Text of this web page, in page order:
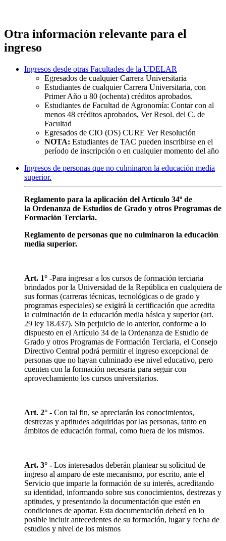
Otra información relevante para el
ingreso
Ingresos desde otras Facultades de la UDELAR
Egresados de cualquier Carrera Universitaria
Estudiantes de cualquier Carrera Universitaria, con
Primer Año u 80 (ochenta) créditos aprobados.
Estudiantes de Facultad de Agronomía: Contar con al
menos 48 créditos aprobados, Ver Resol. del C. de
Facultad
Egresados de CIO (OS) CURE Ver Resolución
NOTA: Estudiantes de TAC pueden inscribirse en el
período de inscripción o en cualquier momento del año
Ingresos de personas que no culminaron la educación media
superior.
Reglamento para la aplicación del Artículo 34º de
la Ordenanza de Estudios de Grado y otros Programas de
Formación Terciaria.
Reglamento de personas que no culminaron la educación
media superior.
Art. 1° -Para ingresar a los cursos de formación terciaria
brindados por la Universidad de la República en cualquiera de
sus formas (carreras técnicas, tecnológicas o de grado y
programas especiales) se exigirá la certificación que acredita
la culminación de la educación media básica y superior (art.
29 ley 18.437). Sin perjuicio de lo anterior, conforme a lo
dispuesto en el Artículo 34 de la Ordenanza de Estudio de
Grado y otros Programas de Formación Terciaria, el Consejo
Directivo Central podrá permitir el ingreso excepcional de
personas que no hayan culminado ese nivel educativo, pero
cuenten con la formación necesaria para seguir con
aprovechamiento los cursos universitarios.
Art. 2° - Con tal fin, se apreciarán los conocimientos,
destrezas y aptitudes adquiridas por las personas, tanto en
ámbitos de educación formal, como fuera de los mismos.
Art. 3° - Los interesados deberán plantear su solicitud de
ingreso al amparo de este mecanismo, por escrito, ante el
Servicio que imparte la formación de su interés, acreditando
su identidad, informando sobre sus conocimientos, destrezas y
aptitudes, y presentando la documentación que estén en
condiciones de aportar. Esta documentación deberá en lo
posible incluir antecedentes de su formación, lugar y fecha de
estudios y nivel de los mismos